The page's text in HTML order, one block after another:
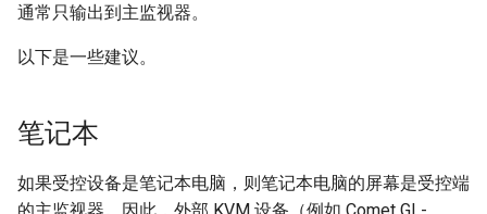
s
t
r
s
Comet X (GL-RM4PE)
GL-ATX板
手指机器人
ChromeOS/Linux？
Comet（GL-RM1）可以连接
到无线网络吗？
如何通过应用程序远程访问受
受控设备
通过浏览器在本地访问 KVM
时出现隐私错误
设备绑定 GLKVM 应用失败怎
应用程序失败：“代码执行无
法继续”
设备间共享文件
远程安装操作系统
通常只输出到主监视器。
以下是一些建议。
笔记本
如果受控设备是笔记本电脑，则笔记本电脑的屏幕是受控端